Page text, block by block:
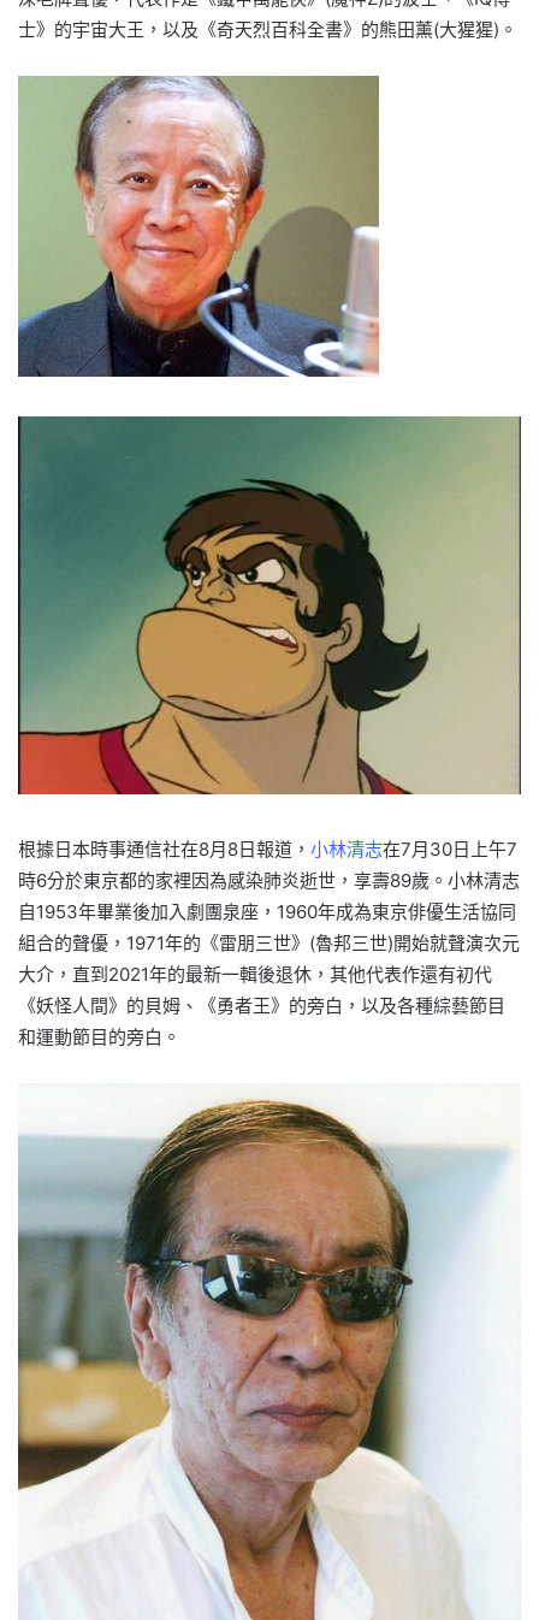
士》的宇宙大王，以及《奇天烈百科全書》的熊田薰(大猩猩)。
根據日本時事通信社在8月8日報道， 小林清志在7月30日上午7
時6分於東京都的家裡因為感染肺炎逝世，享壽89歲。小林清志
自1953年畢業後加入劇團泉座，1960年成為東京俳優生活協同
組合的聲優，1971年的《雷朋三世》(魯邦三世)開始就聲演次元
大介，直到2021年的最新一輯後退休，其他代表作還有初代
《妖怪人間》的貝姆、《勇者王》的旁白，以及各種綜藝節目
和運動節目的旁白。